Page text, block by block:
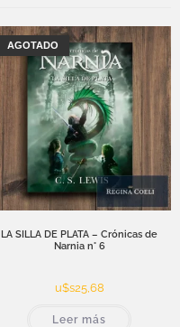
AGOTADO
LA SILLA DE PLATA – Crónicas de
Narnia n° 6
u$s25,68
Leer más